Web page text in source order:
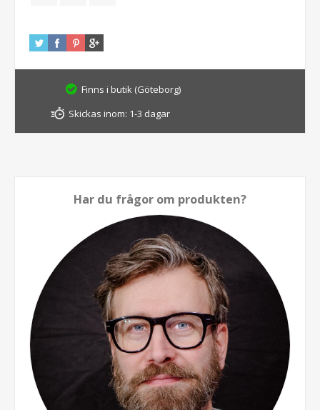
Finns i butik (Göteborg)
Skickas inom: 1-3 dagar
Har du frågor om produkten?